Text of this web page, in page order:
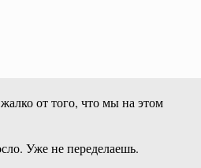
от того, что мы на этом
Уже не переделаешь.